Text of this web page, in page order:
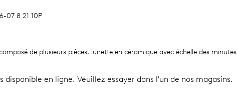
07 8 21 10P
de plusieurs pièces, lunette en céramique avec échelle des minutes
disponible en ligne. Veuillez essayer dans l'un de nos magasins.